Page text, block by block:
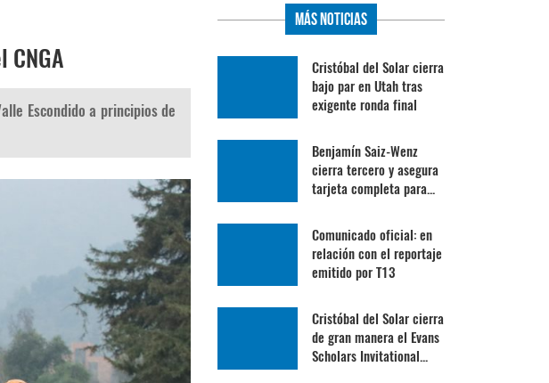
CNGA
Escondido a principios de
Más Noticias
Cristóbal del Solar cierra
bajo par en Utah tras
exigente ronda final
Benjamín Saiz-Wenz
cierra tercero y asegura
tarjeta completa para...
Comunicado oficial: en
relación con el reportaje
emitido por T13
Cristóbal del Solar cierra
de gran manera el Evans
Scholars Invitational...